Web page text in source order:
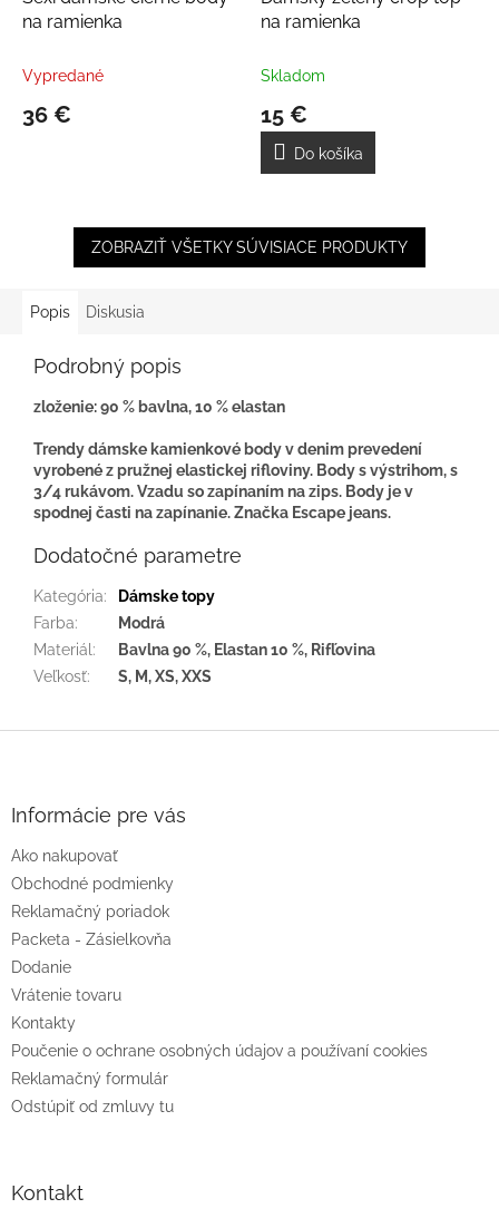
na ramienka
Vypredané
36 €
na ramienka
Skladom
15 €
Do košíka
ZOBRAZIŤ VŠETKY SÚVISIACE PRODUKTY
Popis Diskusia
Podrobný popis
zloženie: 90 % bavlna, 10 % elastan
Trendy dámske kamienkové body v denim prevedení
vyrobené z pružnej elastickej rifloviny. Body s výstrihom, s
3/4 rukávom. Vzadu so zapínaním na zips. Body je v
spodnej časti na zapínanie. Značka Escape jeans.
Dodatočné parametre
Kategória:
Dámske topy
Farba:
Modrá
Materiál:
Bavlna 90 %, Elastan 10 %, Rifľovina
Veľkosť: S, M, XS, XXS
e
Informácie pre vás
Ako nakupovať
Obchodné podmienky
Reklamačný poriadok
Packeta - Zásielkovňa
Dodanie
Vrátenie tovaru
Kontakty
Poučenie o ochrane osobných údajov a používaní cookies
Reklamačný formulár
Odstúpiť od zmluvy tu
Kontakt